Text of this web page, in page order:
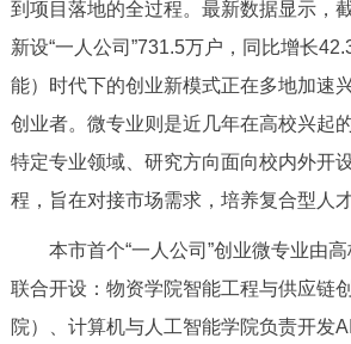
政务服务
中介服务 阳光政务
12345网上接诉即办 我要咨询
到项目落地的全过程。最新数据显示，
新设“一人公司”731.5万户，同比增长
能）时代下的创业新模式正在多地加速
创业者。微专业则是近几年在高校兴起
特定专业领域、研究方向面向校内外开
程，旨在对接市场需求，培养复合型人才
本市首个“一人公司”创业微专业由高
联合开设：物资学院智能工程与供应链
院）、计算机与人工智能学院负责开发